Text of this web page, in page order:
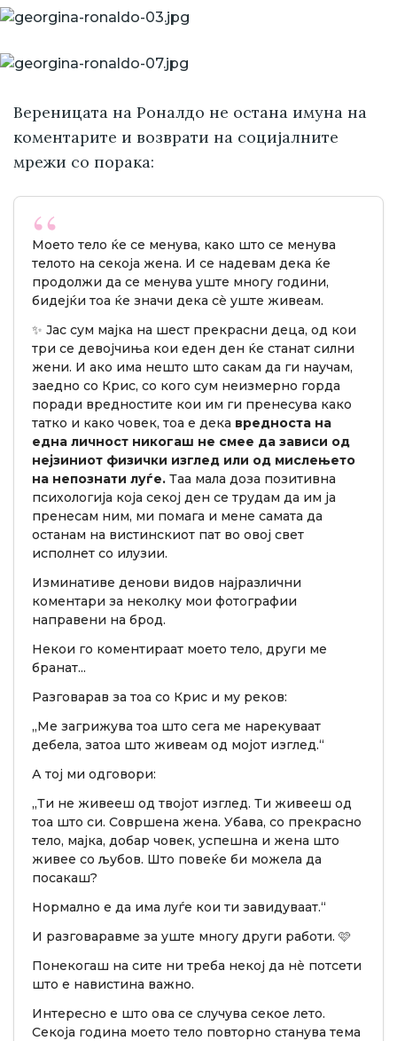
Вереницата на Роналдо не остана имуна на
коментарите и возврати на социјалните
мрежи со порака:
Моето тело ќе се менува, како што се менува
телото на секоја жена. И се надевам дека ќе
продолжи да се менува уште многу години,
бидејќи тоа ќе значи дека сè уште живеам.
✨ Јас сум мајка на шест прекрасни деца, од кои
три се девојчиња кои еден ден ќе станат силни
жени. И ако има нешто што сакам да ги научам,
заедно со Крис, со кого сум неизмерно горда
поради вредностите кои им ги пренесува како
татко и како човек, тоа е дека вредноста на
една личност никогаш не смее да зависи од
нејзиниот физички изглед или од мислењето
на непознати луѓе. Таа мала доза позитивна
психологија која секој ден се трудам да им ја
пренесам ним, ми помага и мене самата да
останам на вистинскиот пат во овој свет
исполнет со илузии.
Изминативе денови видов најразлични
коментари за неколку мои фотографии
направени на брод.
Некои го коментираат моето тело, други ме
бранат...
Разговарав за тоа со Крис и му реков:
„Ме загрижува тоа што сега ме нарекуваат
дебела, затоа што живеам од мојот изглед.“
А тој ми одговори:
„Ти не живееш од твојот изглед. Ти живееш од
тоа што си. Совршена жена. Убава, со прекрасно
тело, мајка, добар човек, успешна и жена што
живее со љубов. Што повеќе би можела да
посакаш?
Нормално е да има луѓе кои ти завидуваат.“
И разговаравме за уште многу други работи. 🩷
Понекогаш на сите ни треба некој да нè потсети
што е навистина важно.
Интересно е што ова се случува секое лето.
Секоја година моето тело повторно станува тема